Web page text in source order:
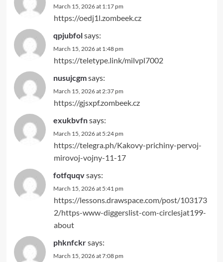
March 15, 2026 at 1:17 pm
https://oedj1l.zombeek.cz
qpjubfolsays:
March 15, 2026 at 1:48 pm
https://teletype.link/milvpl7002
nusujcgmsays:
March 15, 2026 at 2:37 pm
https://gjsxpf.zombeek.cz
exukbvfnsays:
March 15, 2026 at 5:24 pm
https://telegra.ph/Kakovy-prichiny-pervoj-
mirovoj-vojny-11-17
fotfquqvsays:
March 15, 2026 at 5:41 pm
https://lessons.drawspace.com/post/103173
2/https-www-diggerslist-com-circlesjat199-
about
phknfckrsays:
March 15, 2026 at 7:08 pm